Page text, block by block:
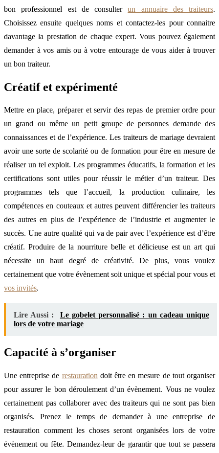
bon professionnel est de consulterun annuaire des traiteurs.
Choisissez ensuite quelques noms et contactez-les pour connaitre
davantage la prestation de chaque expert. Vous pouvez également
demander à vos amis ou à votre entourage de vous aider à trouver
un bon traiteur.
Créatif et expérimenté
Mettre en place, préparer et servir des repas de premier ordre pour
un grand ou même un petit groupe de personnes demande des
connaissances et de l’expérience. Les traiteurs de mariage devraient
avoir une sorte de scolarité ou de formation pour être en mesure de
réaliser un tel exploit. Les programmes éducatifs, la formation et les
certifications sont utiles pour réussir le métier d’un traiteur. Des
programmes tels que l’accueil, la production culinaire, les
compétences en couteaux et autres peuvent différencier les traiteurs
des autres en plus de l’expérience de l’industrie et augmenter le
succès. Une autre qualité qui va de pair avec l’expérience est d’être
créatif. Produire de la nourriture belle et délicieuse est un art qui
nécessite un haut degré de créativité. De plus, vous voulez
certainement que votre évènement soit unique et spécial pour vous et
vos invités.
Lire Aussi :
Le gobelet personnalisé : un cadeau unique
lors de votre mariage
Capacité à s’organiser
Une entreprise de restauration doit être en mesure de tout organiser
pour assurer le bon déroulement d’un évènement. Vous ne voulez
certainement pas collaborer avec des traiteurs qui ne sont pas bien
organisés. Prenez le temps de demander à une entreprise de
restauration comment les choses seront organisées lors de votre
évènement ou fête. Demandez-leur de garantir que tout se passera